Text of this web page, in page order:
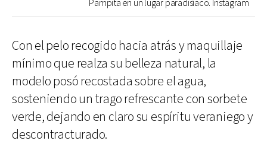
Pampita en un lugar paradisíaco. Instagram
Con el pelo recogido hacia atrás y maquillaje
mínimo que realza su belleza natural, la
modelo posó recostada sobre el agua,
sosteniendo un trago refrescante con sorbete
verde, dejando en claro su espíritu veraniego y
descontracturado.